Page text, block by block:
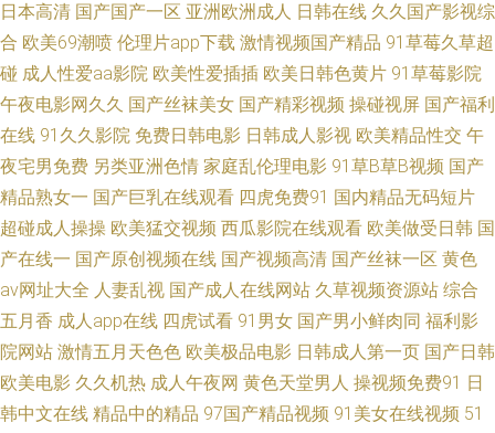
品 91成全免费看 91颜射 丰满熟妇大乳丰满做爰 欧美黑人视频 午夜成人精品
福利 AV123在线导航 精东自拍 人妻一卡二卡三卡 91大神视频在线播放网站
成人日韩理论在线 欧韩A片 影音先锋中文AV 91入口在线观看 韩国操b伦理片
日韩精品导航 亚洲瑟热 91官网 91主站色色 麻豆九十一看片 性欧美69导航
呦呦 日韩无码精品AⅤ 91极品尤物蜜桃视频 大香蕉视频操啪 老湿福午夜 五
月天婷婷综合社区网 岛国三级网站在线观看 欧美国产欧美人成 51福利导航
九九精品免费观看入口 男人的资源站 91海角社区视频 91豆花自拍社区 天美
日本高清 国产国产一区 亚洲欧洲成人 日韩在线 久久国产影视综
合 欧美69潮喷 伦理片app下载 激情视频国产精品 91草莓久草超
碰 成人性爱aa影院 欧美性爱插插 欧美日韩色黄片 91草莓影院
午夜电影网久久 国产丝袜美女 国产精彩视频 操碰视屏 国产福利
在线 91久久影院 免费日韩电影 日韩成人影视 欧美精品性交 午
夜宅男免费 另类亚洲色情 家庭乱伦理电影 91草B草B视频 国产
精品熟女一 国产巨乳在线观看 四虎免费91 国内精品无码短片
超碰成人操操 欧美猛交视频 西瓜影院在线观看 欧美做受日韩 国
产在线一 国产原创视频在线 国产视频高清 国产丝袜一区 黄色
av网址大全 人妻乱视 国产成人在线网站 久草视频资源站 综合
五月香 成人app在线 四虎试看 91男女 国产男小鲜肉同 福利影
院网站 激情五月天色色 欧美极品电影 日韩成人第一页 国产日韩
欧美电影 久久机热 成人午夜网 黄色天堂男人 操视频免费91 日
韩中文在线 精品中的精品 97国产精品视频 91美女在线视频 51